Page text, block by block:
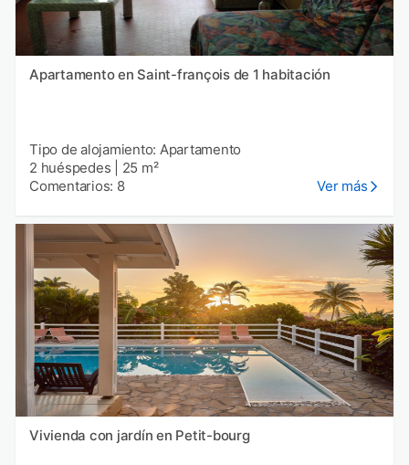
Apartamento en Saint-françois de 1 habitación
Tipo de alojamiento: Apartamento
2 huéspedes
25 m²
Comentarios: 8
Ver más
Vivienda con jardín en Petit-bourg